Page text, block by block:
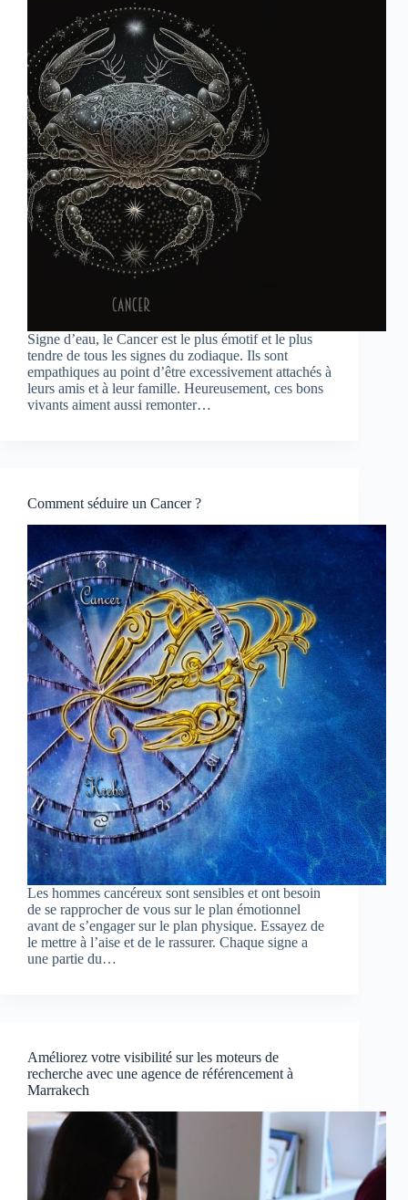
Signe d’eau, le Cancer est le plus émotif et le plus
tendre de tous les signes du zodiaque. Ils sont
empathiques au point d’être excessivement attachés à
leurs amis et à leur famille. Heureusement, ces bons
vivants aiment aussi remonter…
Comment séduire un Cancer ?
Les hommes cancéreux sont sensibles et ont besoin
de se rapprocher de vous sur le plan émotionnel
avant de s’engager sur le plan physique. Essayez de
le mettre à l’aise et de le rassurer. Chaque signe a
une partie du…
Améliorez votre visibilité sur les moteurs de
recherche avec une agence de référencement à
Marrakech